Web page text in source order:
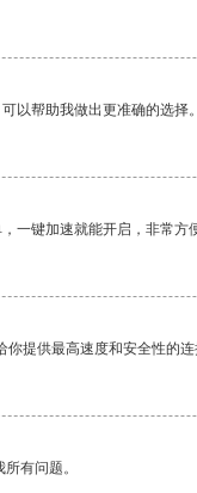
以帮助我做出更准确的选择。
一键加速就能开启，非常方
提供最高速度和安全性的连
有问题。